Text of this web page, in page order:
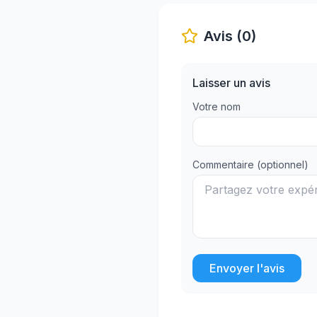
Avis (0)
Laisser un avis
Votre nom
Commentaire (optionnel)
Envoyer l'avis